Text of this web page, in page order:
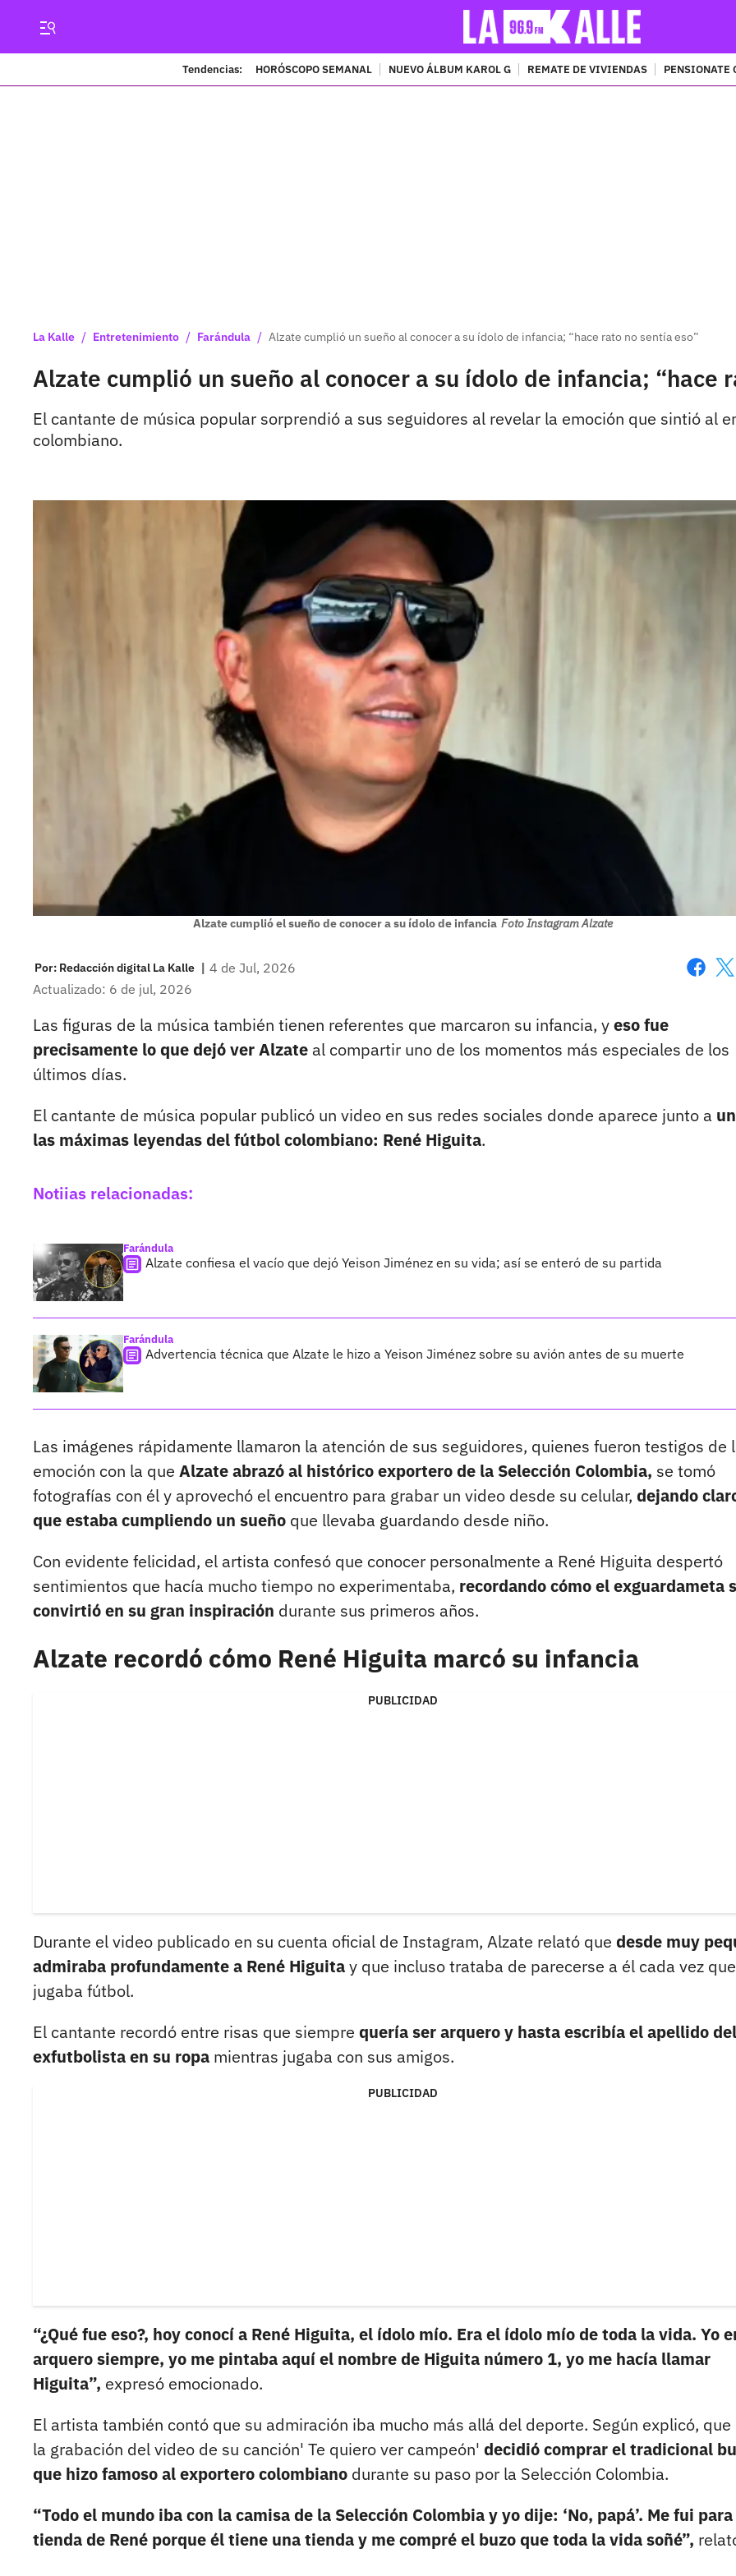
Tendencias: HORÓSCOPO SEMANAL NUEVO ÁLBUM KAROL G REMATE DE VIVIENDAS PENSIONATE
La Kalle / Entretenimiento / Farándula / Alzate cumplió un sueño al conocer a su ídolo de infancia; “hace rato no sentía eso”
Alzate cumplió un sueño al conocer a su ídolo de infancia; “hace
El cantante de música popular sorprendió a sus seguidores al revelar la emoción que sintió al
colombiano.
Alzate cumplió el sueño de conocer a su ídolo de infancia Foto Instagram Alzate
Por: Redacción digital La Kalle | 4 de Jul, 2026
Actualizado: 6 de jul, 2026
Las figuras de la música también tienen referentes que marcaron su infancia, yeso fue
precisamente lo que dejó ver Alzate al compartir uno de los momentos más especiales de los
últimos días.
El cantante de música popular publicó un video en sus redes sociales donde aparece junto a
las máximas leyendas del fútbol colombiano: René Higuita.
Notiias relacionadas:
Farándula
Alzate confiesa el vacío que dejó Yeison Jiménez en su vida; así se enteró de su partida
Farándula
Advertencia técnica que Alzate le hizo a Yeison Jiménez sobre su avión antes de su muerte
Las imágenes rápidamente llamaron la atención de sus seguidores, quienes fueron testigos de
emoción con la que Alzate abrazó al histórico exportero de la Selección Colombia, se tomó
fotografías con él y aprovechó el encuentro para grabar un video desde su celular, dejando
que estaba cumpliendo un sueño que llevaba guardando desde niño.
Con evidente felicidad, el artista confesó que conocer personalmente a René Higuita despertó
sentimientos que hacía mucho tiempo no experimentaba, recordando cómo el exguardameta
convirtió en su gran inspiración durante sus primeros años.
Alzate recordó cómo René Higuita marcó su infancia
PUBLICIDAD
Durante el video publicado en su cuenta oficial de Instagram, Alzate relató que desde muy
admiraba profundamente a René Higuitay que incluso trataba de parecerse a él cada vez que
jugaba fútbol.
El cantante recordó entre risas que siempre quería ser arquero y hasta escribía el apellido del
exfutbolista en su ropa mientras jugaba con sus amigos.
PUBLICIDAD
“¿Qué fue eso?, hoy conocí a René Higuita, el ídolo mío. Era el ídolo mío de toda la vida. Yo
arquero siempre, yo me pintaba aquí el nombre de Higuita número 1, yo me hacía llamar
Higuita”, expresó emocionado.
El artista también contó que su admiración iba mucho más allá del deporte. Según explicó, que
la grabación del video de su canción' Te quiero ver campeón' decidió comprar el tradicional
que hizo famoso al exportero colombiano durante su paso por la Selección Colombia.
“Todo el mundo iba con la camisa de la Selección Colombia y yo dije: ‘No, papá’. Me fui
tienda de René porque él tiene una tienda y me compré el buzo que toda la vida soñé”,